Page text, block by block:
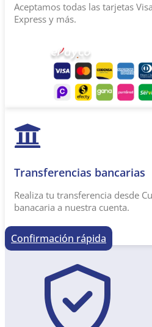
Aceptamos todas las tarjetas
Express y más.
Transferencias bancarias​
Realiza tu transferencia desde
banacaria a nuestra cuenta.
Confirmación rápida